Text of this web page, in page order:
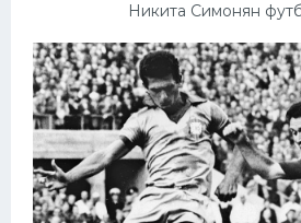
Никита Симонян